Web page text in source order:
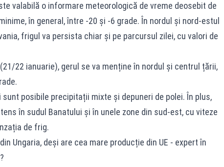
valabilă o informare meteorologică de vreme deosebit de
în general, între -20 și -6 grade. În nordul și nord-estul
frigul va persista chiar și pe parcursul zilei, cu valori de
22 ianuarie), gerul se va menține în nordul și centrul țării,
posibile precipitații mixte și depuneri de polei. În plus,
în sudul Banatului și în unele zone din sud-est, cu viteze
de frig.
Ungaria, deși are cea mare producție din UE - expert în